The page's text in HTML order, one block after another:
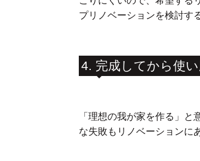
プリノベーションを検討す
4. 完成してから使
「理想の我が家を作る」
な失敗もリノベーションに